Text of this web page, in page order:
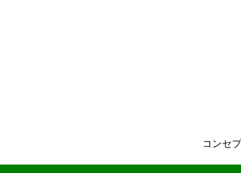
コンセ